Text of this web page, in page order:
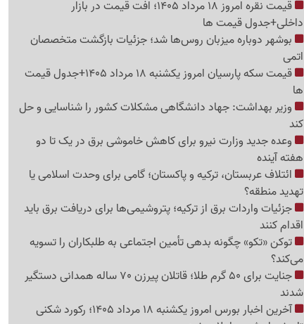
قیمت نقره امروز 18 مرداد 1405؛ افت قیمت در بازار
داخلی+جدول قیمت ها
بوشهر دوباره میزبان روس‌ها شد؛ جزئیات بازگشت متخصصان
اتمی
قیمت سکه پارسیان امروز یکشنبه 18 مرداد 1405+جدول قیمت
ها
وزیر بهداشت: جهاد دانشگاهی مشکلات کشور را شناسایی و حل
کند
وعده جدید وزارت نیرو برای کاهش خاموشی برق در یک تا دو
هفته آینده
ائتلاف عربستان، ترکیه و پاکستان؛ گامی برای وحدت اسلامی یا
تهدید منطقه؟
جزئیات واردات برق از ترکیه؛ پتروشیمی‌ها برای دریافت برق باید
اقدام کنند
توکن «تکو» چگونه بدهی تأمین اجتماعی به طلبکاران را تسویه
می‌کند؟
جنایت برای 50 گرم طلا؛ قاتلان پیرزن 70 ساله همدانی دستگیر
شدند
آخرین اخبار بورس امروز یکشنبه 18 مرداد 1405؛ رکورد شکنی